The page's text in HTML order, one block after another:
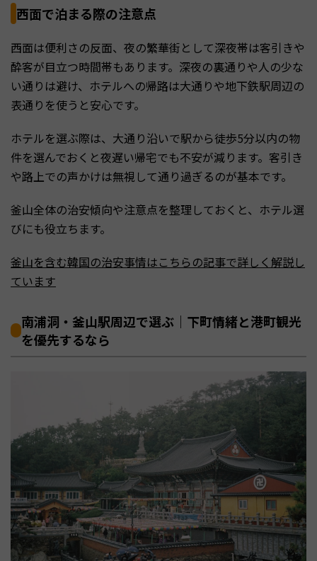
西面で泊まる際の注意点
西面は便利さの反面、夜の繁華街として深夜帯は客引きや
酔客が目立つ時間帯もあります。深夜の裏通りや人の少な
い通りは避け、ホテルへの帰路は大通りや地下鉄駅周辺の
表通りを使うと安心です。
ホテルを選ぶ際は、大通り沿いで駅から徒歩5分以内の物
件を選んでおくと夜遅い帰宅でも不安が減ります。客引き
や路上での声かけは無視して通り過ぎるのが基本です。
釜山全体の治安傾向や注意点を整理しておくと、ホテル選
びにも役立ちます。
釜山を含む韓国の治安事情はこちらの記事で詳しく解説し
ています
南浦洞・釜山駅周辺で選ぶ｜下町情緒と港町観光
を優先するなら